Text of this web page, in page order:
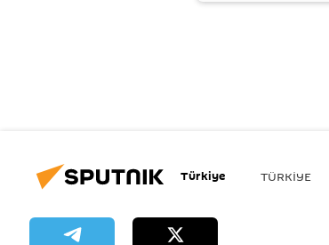
Türkiye TÜRKIYE